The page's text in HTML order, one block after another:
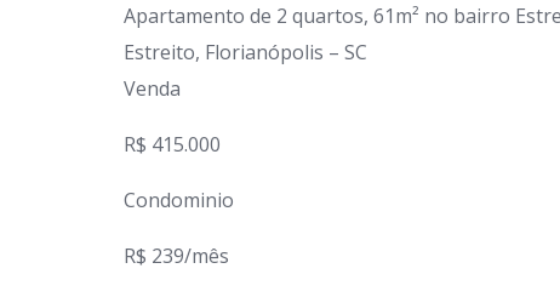
Apartamento de 2 quartos, 61m² no bairro
Estreito, Florianópolis – SC
Venda
R$ 415.000
Condominio
R$ 239/mês